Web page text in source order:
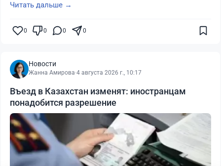
Читать дальше →
0 0 0 0
Новости
Жанна Амирова·4 августа 2026 г., 10:17
Въезд в Казахстан изменят: иностранцам
понадобится разрешение